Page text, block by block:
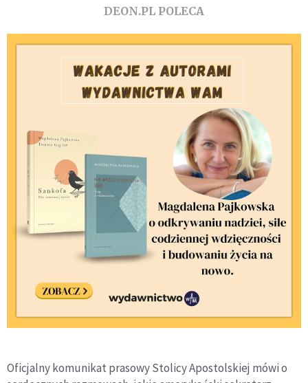
DEON.PL POLECA
Oficjalny komunikat prasowy Stolicy Apostolskiej mówi o